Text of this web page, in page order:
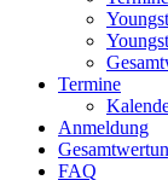
Termine
Anmeldung
FAQ